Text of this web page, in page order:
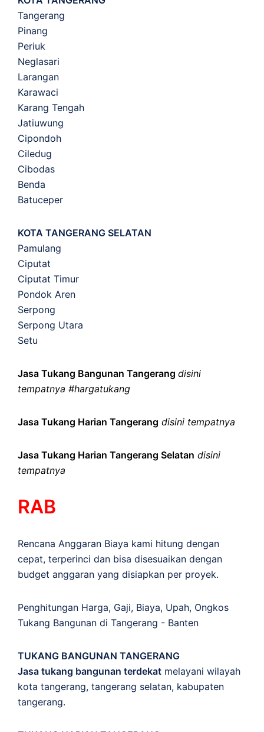
Tangerang
Pinang
Periuk
Neglasari
Larangan
Karawaci
Karang Tengah
Jatiuwung
Cipondoh
Ciledug
Cibodas
Benda
Batuceper
KOTA TANGERANG SELATAN
Pamulang
Ciputat
Ciputat Timur
Pondok Aren
Serpong
Serpong Utara
Setu
Jasa Tukang Bangunan Tangerang disini
tempatnya #hargatukang
Jasa Tukang Harian Tangerang disini tempatnya
Jasa Tukang Harian Tangerang Selatan disini
tempatnya
RAB
Rencana Anggaran Biaya kami hitung dengan
cepat, terperinci dan bisa disesuaikan dengan
budget anggaran yang disiapkan per proyek.
Penghitungan Harga, Gaji, Biaya, Upah, Ongkos
Tukang Bangunan di Tangerang - Banten
TUKANG BANGUNAN TANGERANG
Jasa tukang bangunan terdekat melayani wilayah
kota tangerang, tangerang selatan, kabupaten
tangerang.